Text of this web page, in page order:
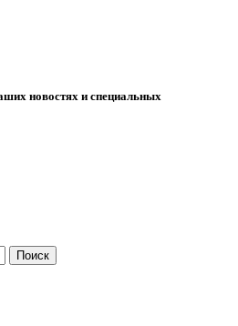
новостях и специальных
Поиск